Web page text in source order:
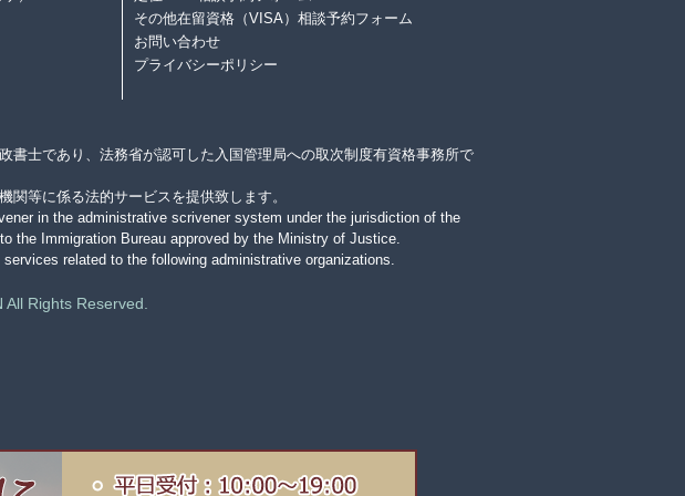
その他在留資格（VISA）相談予約フォーム
お問い合わせ
プライバシーポリシー
士であり、法務省が認可した入国管理局への取次制度有資格事務所で
等に係る法的サービスを提供致します。
in the administrative scrivener system under the jurisdiction of the
the Immigration Bureau approved by the Ministry of Justice.
related to the following administrative organizations.
Rights Reserved.